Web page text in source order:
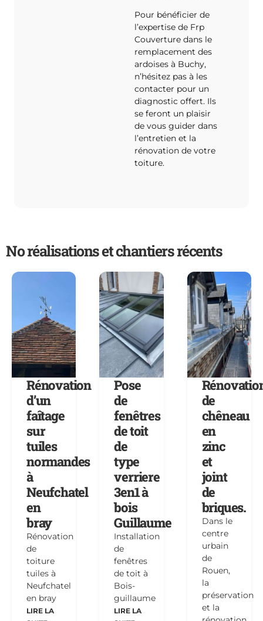
Pour bénéficier de
l’expertise de Frp
Couverture dans le
remplacement des
ardoises à Buchy,
n’hésitez pas à les
contacter pour un
diagnostic offert. Ils
se feront un plaisir
de vous guider dans
l’entretien et la
rénovation de votre
toiture.
No réalisations et chantiers récents
Rénovation
d’un
faîtage
sur
tuiles
normandes
à
Neufchatel
en
bray
Rénovation
de
toiture
tuiles à
Neufchatel
en bray
LIRE LA
Pose
de
fenêtres
de toit
de
type
verriere
3en1 à
bois
Guillaume
Installation
de
fenêtres
de toit à
Bois-
guillaume
LIRE LA
de
chêneau
en
zinc
et
joint
de
briques.
Dans le
centre
urbain
de
Rouen,
la
préservation
et la